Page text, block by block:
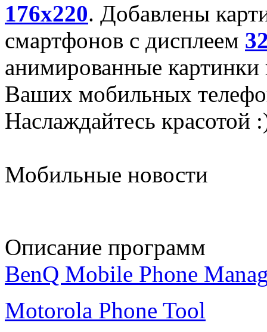
176x220. Добавлены
смартфонов с дисплеем
анимированные картинки
Ваших мобильных
Наслаждайтесь красотой
Мобильные новости
Описание программ
BenQ Mobile Phone
Motorola Phone Tool